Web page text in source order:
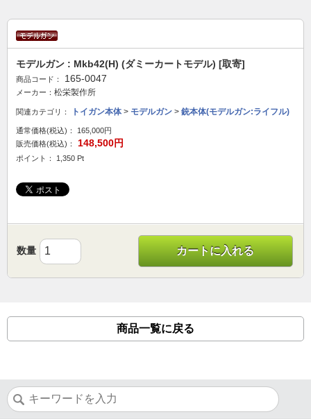
モデルガン : Mkb42(H) (ダミーカートモデル) [取寄]
商品コード： 165-0047
メーカー： 松栄製作所
関連カテゴリ： トイガン本体> モデルガン > 銃本体(モデルガン:ライフル)
通常価格(税込)：
165,000円
販売価格(税込)：
148,500円
ポイント： 1,350 Pt
数量 カートに入れる
商品一覧に戻る